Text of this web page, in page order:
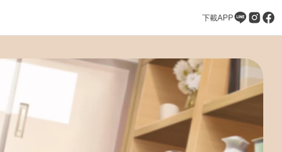
下載APP